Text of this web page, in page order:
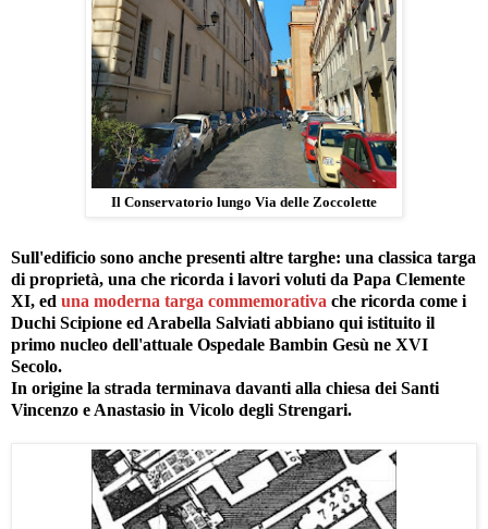
Il Conservatorio lungo Via delle Zoccolette
Sull'edificio sono anche presenti altre targhe: una classica targa
di proprietà, una che ricorda i lavori voluti da Papa Clemente
XI, ed una moderna targa commemorativa che ricorda come i
Duchi Scipione ed Arabella Salviati abbiano qui istituito il
primo nucleo dell'attuale Ospedale Bambin Gesù ne XVI
Secolo.
In origine la strada terminava davanti alla chiesa dei Santi
Vincenzo e Anastasio in Vicolo degli Strengari.